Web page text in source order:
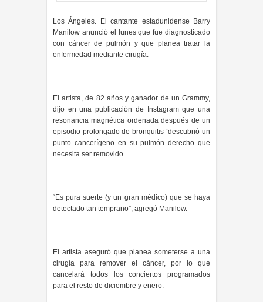
Los Ángeles. El cantante estadunidense Barry
Manilow anunció el lunes que fue diagnosticado
con cáncer de pulmón y que planea tratar la
enfermedad mediante cirugía.
El artista, de 82 años y ganador de un Grammy,
dijo en una publicación de Instagram que una
resonancia magnética ordenada después de un
episodio prolongado de bronquitis “descubrió un
punto cancerígeno en su pulmón derecho que
necesita ser removido.
“Es pura suerte (y un gran médico) que se haya
detectado tan temprano”, agregó Manilow.
El artista aseguró que planea someterse a una
cirugía para remover el cáncer, por lo que
cancelará todos los conciertos programados
para el resto de diciembre y enero.